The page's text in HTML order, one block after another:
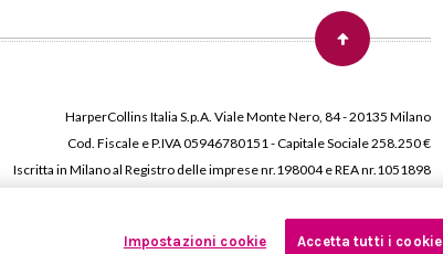
HarperCollins Italia S.p.A. Viale Monte Nero, 84 - 20135 Milano
Cod. Fiscale e P.IVA 05946780151 - Capitale Sociale 258.250 €
Iscritta in Milano al Registro delle imprese nr.198004 e REA nr.1051898
Impostazioni cookie Accetta tutti i cookie